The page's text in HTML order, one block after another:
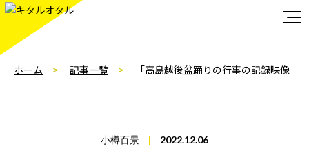
ホーム 記事一覧 「高島越後盆踊りの行事の記録映像
小樽百景 | 2022.12.06